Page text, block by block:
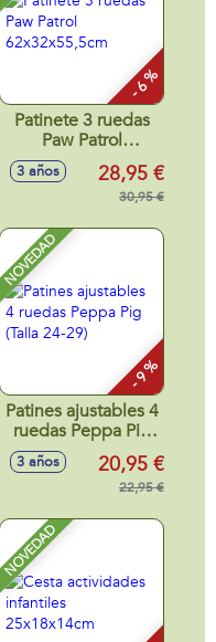
- 6 %
Patinete 3 ruedas
Paw Patrol
62x32x55,5cm
3 años 28,95 €
30,95 €
NOVEDAD
- 9 %
Patines ajustables 4
ruedas Peppa Pig
(Talla 24-29)
3 años 20,95 €
22,95 €
NOVEDAD